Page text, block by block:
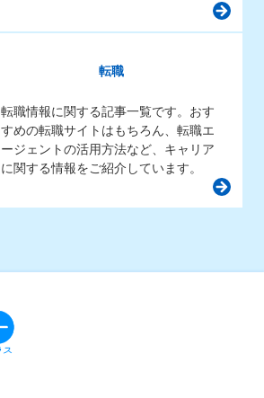
転職
転職情報に関する記事一覧です。おす
すめの転職サイトはもちろん、転職エ
ージェントの活用方法など、キャリア
に関する情報をご紹介しています。